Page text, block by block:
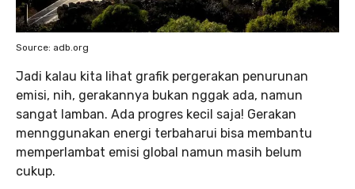
Source: adb.org
Jadi kalau kita lihat grafik pergerakan penurunan
emisi, nih, gerakannya bukan nggak ada, namun
sangat lamban. Ada progres kecil saja! Gerakan
mennggunakan energi terbaharui bisa membantu
memperlambat emisi global namun masih belum
cukup.